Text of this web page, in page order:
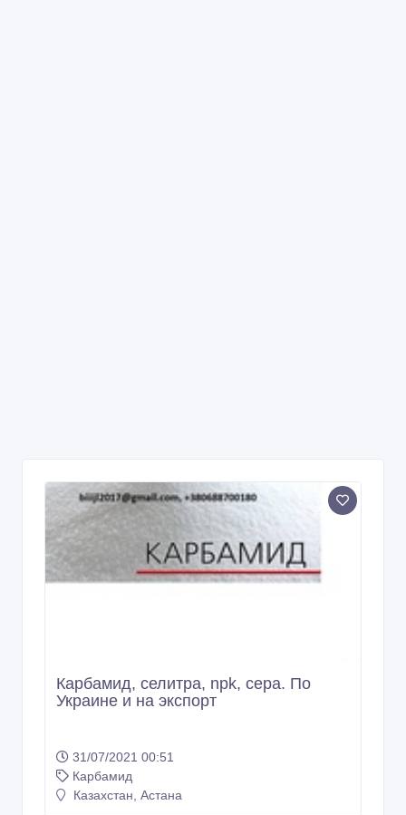
Карбамид, селитра, npk, сера. По
Украине и на экспорт
31/07/2021 00:51
Карбамид
Казахстан, Астана